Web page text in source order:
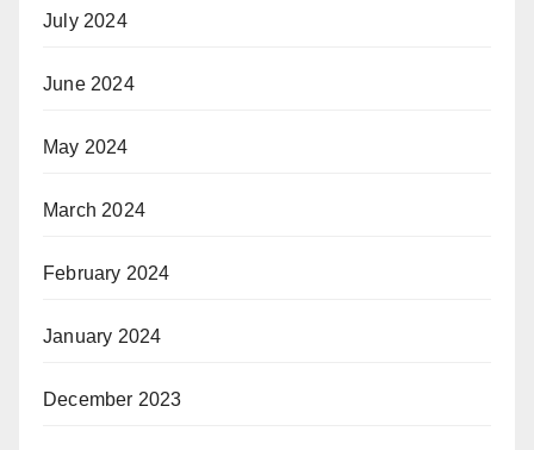
July 2024
June 2024
May 2024
March 2024
February 2024
January 2024
December 2023